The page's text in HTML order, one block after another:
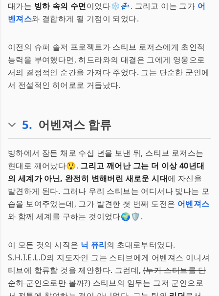
대가는 빙하 속의 수면이었다❄️💤. 그리고 이는 그가 어
벤져스와 결합하게 될 기점이 되었다.
이전의 슈퍼 솔저 프로젝트가 스티브 로저스에게 초인적
능력을 부여했다면, 히드라와의 대결은 그에게 영웅으로
서의 결정적인 순간을 가져다 주었다. 그는 단순한 군인에
서 전설적인 히어로로 거듭났다.
5. 어벤져스 합류
빙하에서 잠든 채로 수십 년을 보낸 뒤, 스티브 로저스는
현대로 깨어났다😲. 그리고 깨어난 그는 더 이상 40년대
의 세계가 아닌, 완전히 변해버린 새로운 시대에 자신을
발견하게 된다. 그러나 우리 스티브는 어디서나 빛나는 모
습을 보여주었는데, 그가 발견한 첫 번째 도전은 어벤져스
와 함께 세계를 구하는 것이었다🌍🛡️.
이 모든 것의 시작은 닉 퓨리의 초대로부터였다.
S.H.I.E.L.D의 지도자인 그는 스티브에게 어벤져스 이니셔
티브에 합류할 것을 제안한다. 그런데,(누가 스티브를 단
순히 군인으로만 볼까?)스티브의 임무는 그저 군인으로